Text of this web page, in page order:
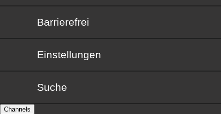
Barrierefrei
Barrierefrei
Einstellungen
Suche
Channels